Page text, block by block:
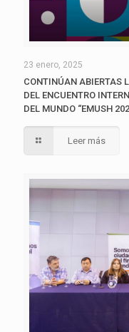
23 enero, 2025
CONTINÚAN ABIERTAS
DEL ENCUENTRO
DEL MUNDO “EMUSH
Leer más